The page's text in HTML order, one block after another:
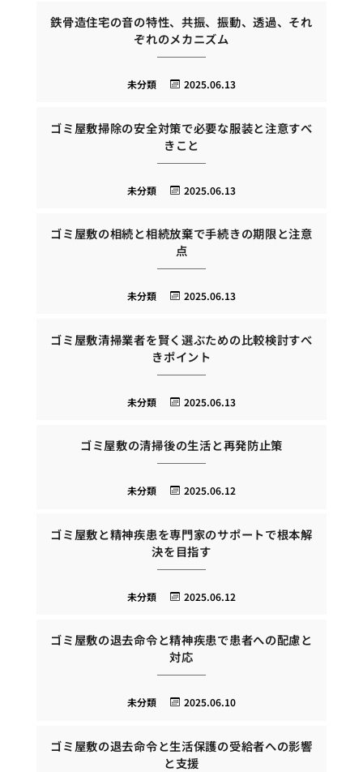
鉄骨造住宅の音の特性、共振、振動、透過、それ
ぞれのメカニズム
2025.06.13
未分類
ゴミ屋敷掃除の安全対策で必要な服装と注意すべ
きこと
2025.06.13
未分類
ゴミ屋敷の相続と相続放棄で手続きの期限と注意
点
2025.06.13
未分類
ゴミ屋敷清掃業者を賢く選ぶための比較検討すべ
きポイント
2025.06.13
未分類
ゴミ屋敷の清掃後の生活と再発防止策
2025.06.12
未分類
ゴミ屋敷と精神疾患を専門家のサポートで根本解
決を目指す
2025.06.12
未分類
ゴミ屋敷の退去命令と精神疾患で患者への配慮と
対応
2025.06.10
未分類
ゴミ屋敷の退去命令と生活保護の受給者への影響
と支援